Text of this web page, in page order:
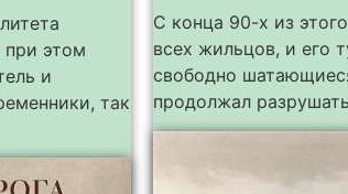
при этом
и
так
С конца 90-х из
всех жильцов, и его
свободно
продолжал